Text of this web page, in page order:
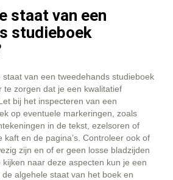
staat van een
studieboek
van een tweedehands studieboek
te zorgen dat je een kwalitatief
bij het inspecteren van een
op eventuele markeringen, zoals
in de tekst, ezelsoren of
kaft en de pagina’s. Controleer ook of
zijn en of er geen losse bladzijden
naar deze aspecten kun je een
algehele staat van het boek en